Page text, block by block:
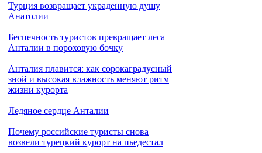
Турция возвращает украденную душу
Анатолии
Беспечность туристов превращает леса
Анталии в пороховую бочку
Анталия плавится: как сорокаградусный
зной и высокая влажность меняют ритм
жизни курорта
Ледяное сердце Анталии
Почему российские туристы снова
возвели турецкий курорт на пьедестал